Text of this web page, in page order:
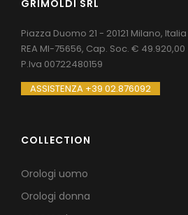
GRIMOLDI SRL
Piazza Duomo 21 - 20121 Milano, Italia
REA MI-75656, Cap. Soc. € 49.920,00
P.Iva 00722480159
ASSISTENZA +39 02.876092
COLLECTION
Orologi uomo
Orologi donna